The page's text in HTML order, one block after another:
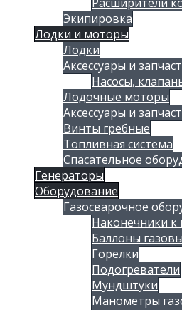
Экипировка
Лодки и моторы
Лодки
Аксессуары и
Насосы,
Лодочные моторы
Аксессуары и
Винты гребные
Топливная система
Спасательное
Генераторы
Оборудование
Газосварочное
Наконечники к
Баллоны
Горелки
Подогреватели
Мундштуки
Манометры